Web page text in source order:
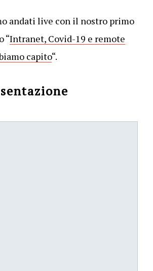
andati live con il nostro primo
“Intranet, Covid-19 e remote
capito“.